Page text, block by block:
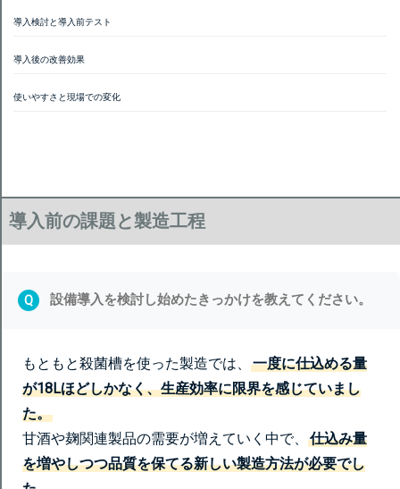
導入検討と導入前テスト
導入後の改善効果
使いやすさと現場での変化
導入前の課題と製造工程
Q 設備導入を検討し始めたきっかけを教えてください。
もともと殺菌槽を使った製造では、
一度に仕込める量
が18Lほどしかなく、生産効率に限界を感じていまし
た。
甘酒や麹関連製品の需要が増えていく中で、
仕込み量
を増やしつつ品質を保てる新しい製造方法が必要でし